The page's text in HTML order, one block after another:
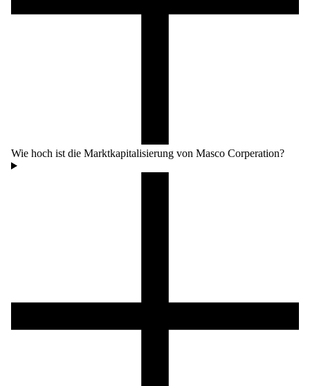
Wie hoch ist die Marktkapitalisierung von Masco Corperation?